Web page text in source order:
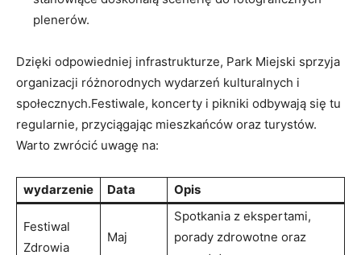
plenerów.
Dzięki odpowiedniej infrastrukturze, Park Miejski‌ sprzyja
⁣organizacji różnorodnych⁣ wydarzeń kulturalnych i​
społecznych.Festiwale, koncerty i pikniki odbywają się⁣ tu
‍regularnie, przyciągając mieszkańców oraz turystów.
Warto zwrócić uwagę⁢ na:
wydarzenie Data Opis
Festiwal
Zdrowia
Maj
Spotkania z ekspertami,
porady zdrowotne oraz